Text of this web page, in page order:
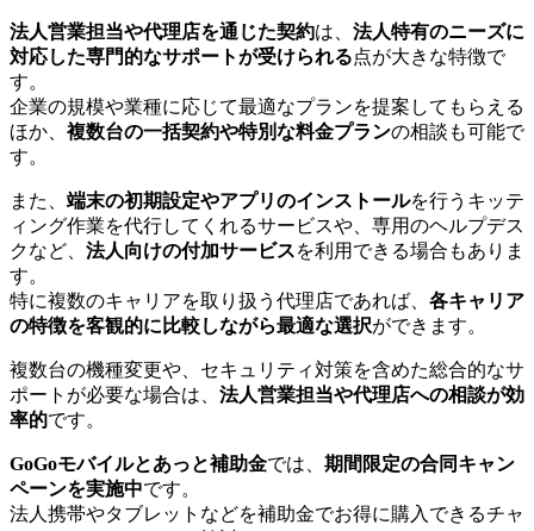
法人営業担当や代理店を通じた契約は、 法人特有のニーズに
対応した専門的なサポートが受けられる点が大きな特徴で
す。
企業の規模や業種に応じて最適なプランを提案してもらえる
ほか、 複数台の一括契約や特別な料金プランの相談も可能で
す。
また、 端末の初期設定やアプリのインストールを行うキッテ
ィング作業を代行してくれるサービスや、専用のヘルプデス
クなど、 法人向けの付加サービスを利用できる場合もありま
す。
特に複数のキャリアを取り扱う代理店であれば、 各キャリア
の特徴を客観的に比較しながら最適な選択ができます。
複数台の機種変更や、セキュリティ対策を含めた総合的なサ
ポートが必要な場合は、 法人営業担当や代理店への相談が効
率的です。
GoGoモバイルとあっと補助金では、 期間限定の合同キャン
ペーンを実施中です。
法人携帯やタブレットなどを補助金でお得に購入できるチャ